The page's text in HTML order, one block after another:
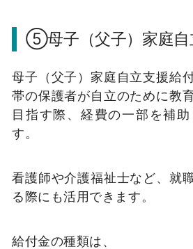
⑤母子（父子）家庭自
母子（父子）家庭自立支援給
帯の保護者が自立のために教
目指す際、経費の一部を補
す。
看護師や介護福祉士など、就
る際にも活用できます。
給付金の種類は、